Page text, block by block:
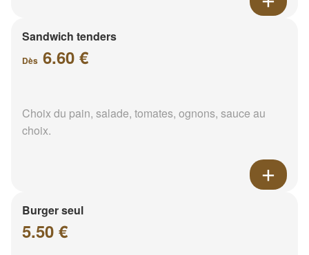
Sandwich tenders
Dès 6.60 €
Choix du pain, salade, tomates, ognons, sauce au
choix.
Burger seul
5.50 €